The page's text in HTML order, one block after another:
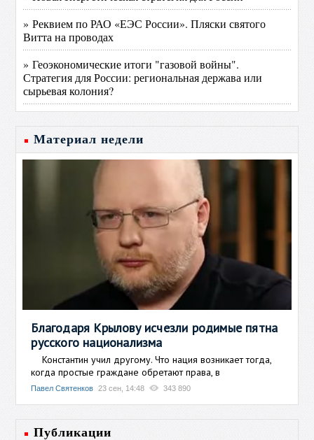
» Реквием по РАО «ЕЭС России». Пляски святого
Витта на проводах
» Геоэкономические итоги "газовой войны".
Стратегия для России: региональная держава или
сырьевая колония?
Материал недели
Благодаря Крылову исчезли родимые пятна
русского национализма
Константин учил другому. Что нация возникает тогда,
когда простые граждане обретают права, в
Павел Святенков 23 сен, 14:48 343 890
Публикации